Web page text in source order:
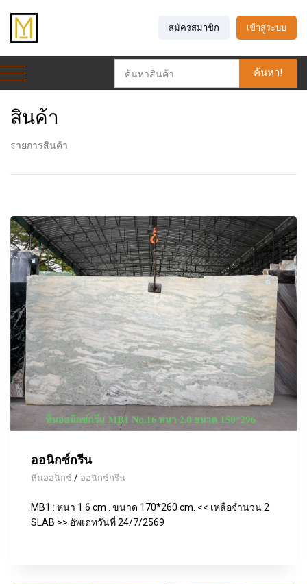
สมัครสมาชิก เข้าสู่ระบบ
ค้นหา!
สินค้า
รายการสินค้า
ออนิกซ์กรีน
หินออนิกซ์ / ออนิกซ์กรีน
MB1 : หนา 1.6 cm . ขนาด 170*260 cm. << เหลือจำนวน 2
SLAB >> อัพเดทวันที่ 24/7/2569